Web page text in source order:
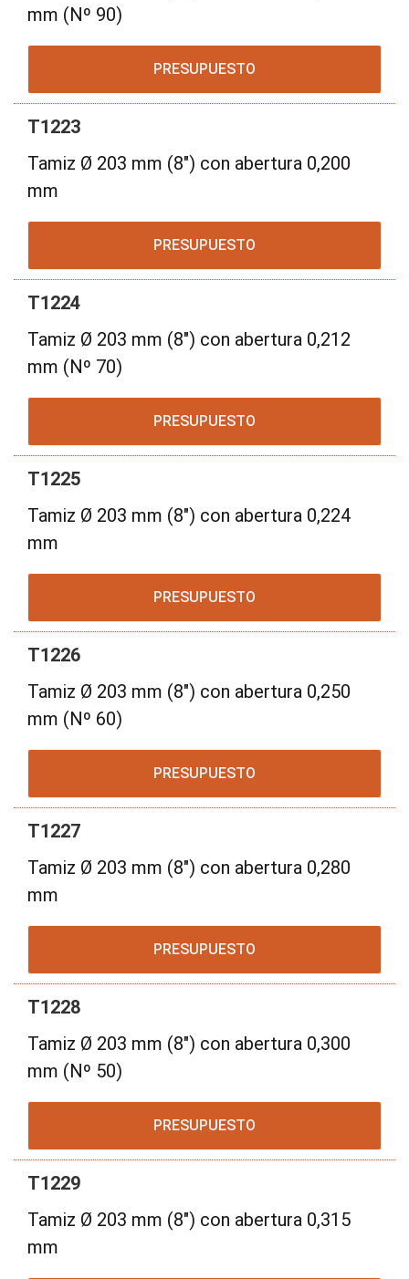
mm (Nº 90)
PRESUPUESTO
T1223
Tamiz Ø 203 mm (8") con abertura 0,200
mm
PRESUPUESTO
T1224
Tamiz Ø 203 mm (8") con abertura 0,212
mm (Nº 70)
PRESUPUESTO
T1225
Tamiz Ø 203 mm (8") con abertura 0,224
mm
PRESUPUESTO
T1226
Tamiz Ø 203 mm (8") con abertura 0,250
mm (Nº 60)
PRESUPUESTO
T1227
Tamiz Ø 203 mm (8") con abertura 0,280
mm
PRESUPUESTO
T1228
Tamiz Ø 203 mm (8") con abertura 0,300
mm (Nº 50)
PRESUPUESTO
T1229
Tamiz Ø 203 mm (8") con abertura 0,315
mm